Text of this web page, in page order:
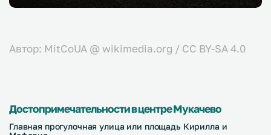
Автор: MitCoUA @ wikimedia.org / CC BY-SA 4.0
Достопримечательности в центре Мукачево
Главная прогулочная улица или площадь Кирилла и